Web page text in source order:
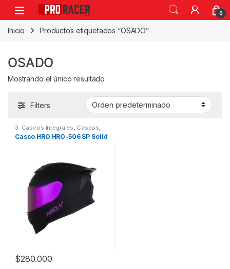
0
Inicio Productos etiquetados “OSADO”
OSADO
Mostrando el único resultado
Filters
3. Cascos Integrales Cascos
HRO
Casco HRO HRO-506 SP Solid
$280.000
Este producto tiene múltiples variantes. Las opciones se